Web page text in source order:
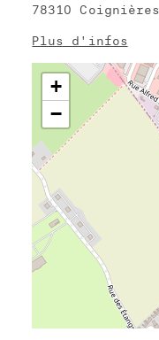
78310 Coignières
Plus d'infos